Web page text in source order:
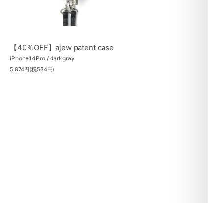
【40％OFF】ajew patent case
iPhone14Pro / darkgray
5,874円(税534円)